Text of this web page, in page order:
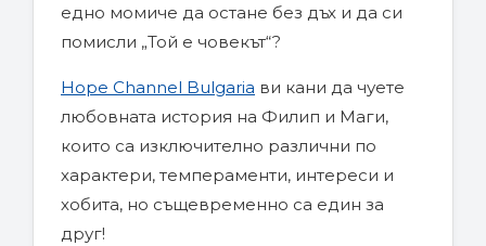
едно момиче да остане без дъх и да си
помисли „Той е човекът“?
Hope Channel Bulgaria ви кани да чуете
любовната история на Филип и Маги,
които са изключително различни по
характери, темпераменти, интереси и
хобита, но същевременно са един за
друг!